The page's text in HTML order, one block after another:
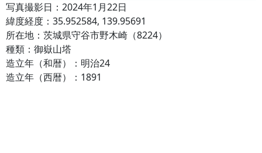
写真撮影日：2024年1月22日
緯度経度：35.952584, 139.95691
所在地：茨城県守谷市野木崎（8224）
種類：御嶽山塔
造立年（和暦）：明治24
造立年（西暦）：1891